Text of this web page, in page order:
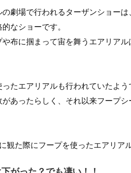
劇場で行われるターザンショー
なショーです。
布に掴まって宙を舞うエアリア
たエアリアルも行われていたよ
あったらしく、それ以来フープ
観た際にフープを使ったエアリア